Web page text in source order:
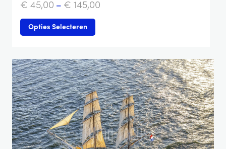
€ 45,00 – € 145,00
Opties Selecteren